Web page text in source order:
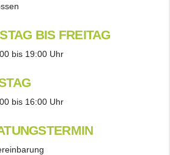
BIS FREITAG
bis 19:00 Uhr
bis 16:00 Uhr